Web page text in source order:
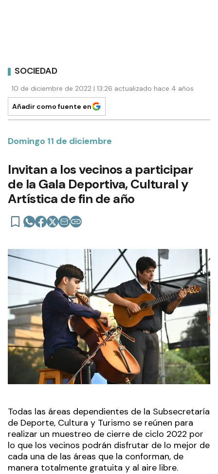
SOCIEDAD
10 de diciembre de 2022 | 13:26 actualizado hace 4 años
Añadir como fuente en
Domingo 11 de diciembre
Invitan a los vecinos a participar
de la Gala Deportiva, Cultural y
Artística de fin de año
Todas las áreas dependientes de la Subsecretaría
de Deporte, Cultura y Turismo se reúnen para
realizar un muestreo de cierre de ciclo 2022 por
lo que los vecinos podrán disfrutar de lo mejor de
cada una de las áreas que la conforman, de
manera totalmente gratuita y al aire libre.